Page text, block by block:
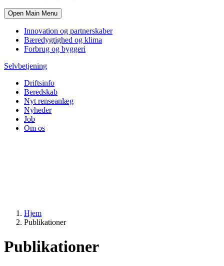
Open Main Menu
Innovation og partnerskaber
Bæredygtighed og klima
Forbrug og byggeri
Selvbetjening
Driftsinfo
Beredskab
Nyt renseanlæg
Nyheder
Job
Om os
Hjem
Publikationer
Publikationer